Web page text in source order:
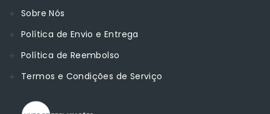
Sobre Nós
Política de Envio e Entrega
Política de Reembolso
Termos e Condições de Serviço